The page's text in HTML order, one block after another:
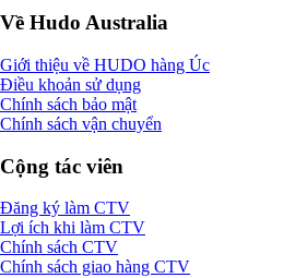
Về Hudo Australia
Giới thiệu về HUDO hàng Úc
Điều khoản sử dụng
Chính sách bảo mật
Chính sách vận chuyển
Cộng tác viên
Đăng ký làm CTV
Lợi ích khi làm CTV
Chính sách CTV
Chính sách giao hàng CTV